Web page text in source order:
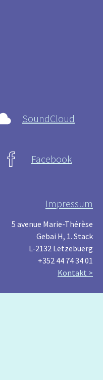
SoundCloud
Facebook
Impressum
5 avenue Marie-Thérèse
Gebai H, 1. Stack
L-2132 Lëtzebuerg
+352 44 74 34 01
Kontakt >